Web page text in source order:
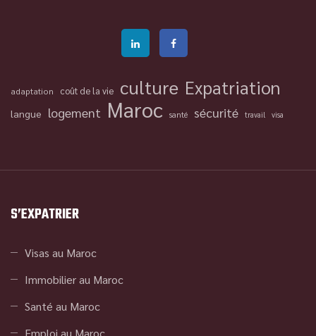
adaptation coût de la vie culture Expatriation
langue logement Maroc santé sécurité travail visa
S’EXPATRIER
Visas au Maroc
Immobilier au Maroc
Santé au Maroc
Emploi au Maroc